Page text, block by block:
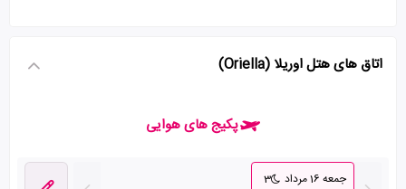
اتاق های هتل اوریلا (Oriella)
پکیج های هوایی
جمعه 16 مرداد
3